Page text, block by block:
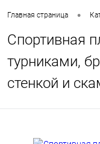
Главная страница •
Спортивная
турниками,
стенкой и